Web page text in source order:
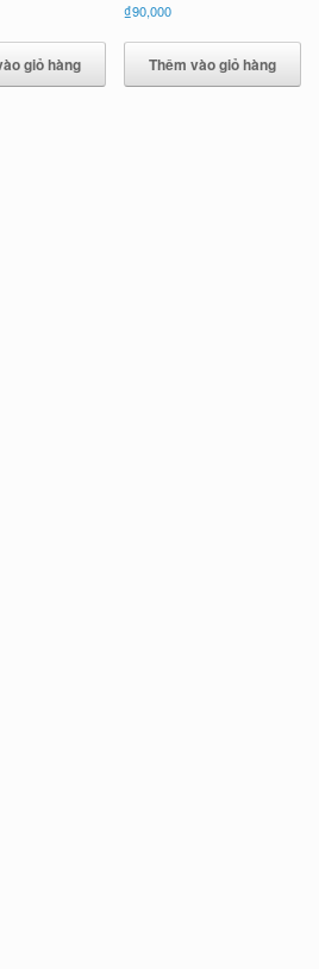
giỏ hàng
₫90,000
Thêm vào giỏ hàng